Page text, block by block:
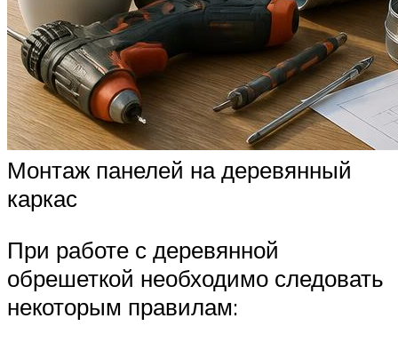
Монтаж панелей на деревянный
каркас
При работе с деревянной
обрешеткой необходимо следовать
некоторым правилам: